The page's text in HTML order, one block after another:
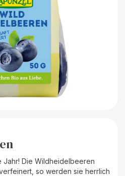
Jahr! Die Wildheidelbeeren
so werden sie herrlich